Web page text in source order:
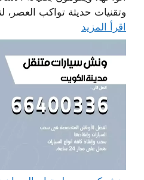
وتقنيات حديثة تواكب
اقرأ المزيد